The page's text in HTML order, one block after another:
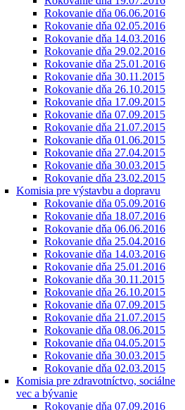
Rokovanie dňa 06.06.2016
Rokovanie dňa 02.05.2016
Rokovanie dňa 14.03.2016
Rokovanie dňa 29.02.2016
Rokovanie dňa 25.01.2016
Rokovanie dňa 30.11.2015
Rokovanie dňa 26.10.2015
Rokovanie dňa 17.09.2015
Rokovanie dňa 07.09.2015
Rokovanie dňa 21.07.2015
Rokovanie dňa 01.06.2015
Rokovanie dňa 27.04.2015
Rokovanie dňa 30.03.2015
Rokovanie dňa 23.02.2015
Komisia pre výstavbu a dopravu
Rokovanie dňa 05.09.2016
Rokovanie dňa 18.07.2016
Rokovanie dňa 06.06.2016
Rokovanie dňa 25.04.2016
Rokovanie dňa 14.03.2016
Rokovanie dňa 25.01.2016
Rokovanie dňa 30.11.2015
Rokovanie dňa 26.10.2015
Rokovanie dňa 07.09.2015
Rokovanie dňa 21.07.2015
Rokovanie dňa 08.06.2015
Rokovanie dňa 04.05.2015
Rokovanie dňa 30.03.2015
Rokovanie dňa 02.03.2015
Komisia pre zdravotníctvo, sociálne
vec a bývanie
Rokovanie dňa 07.09.2016